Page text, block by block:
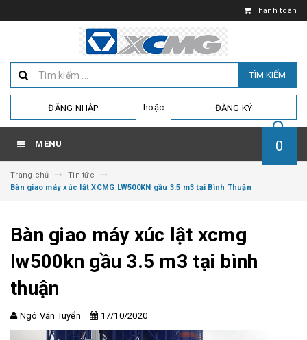
Thanh toán
TÌM KIẾM
ĐĂNG NHẬP hoặc ĐĂNG KÝ
MENU 0
Trang chủ
Tin tức
Bàn giao máy xúc lật XCMG LW500KN gầu 3.5 m3 tại Bình Thuận
Bàn giao máy xúc lật xcmg
lw500kn gầu 3.5 m3 tại bình
thuận
Ngô Văn Tuyển 17/10/2020